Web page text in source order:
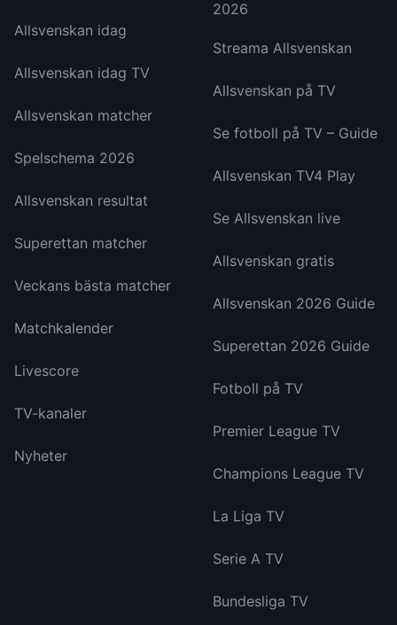
Allsvenskan idag
Allsvenskan idag TV
Allsvenskan matcher
Spelschema 2026
Allsvenskan resultat
Superettan matcher
Veckans bästa matcher
Matchkalender
Livescore
TV-kanaler
Nyheter
2026
Streama Allsvenskan
Allsvenskan på TV
Se fotboll på TV – Guide
Allsvenskan TV4 Play
Se Allsvenskan live
Allsvenskan gratis
Allsvenskan 2026 Guide
Superettan 2026 Guide
Fotboll på TV
Premier League TV
Champions League TV
La Liga TV
Serie A TV
Bundesliga TV